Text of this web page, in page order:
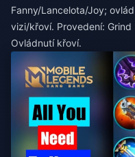
Fanny/Lancelota/Joy;
vizi/křoví. Provedení:
Ovládnutí křoví.